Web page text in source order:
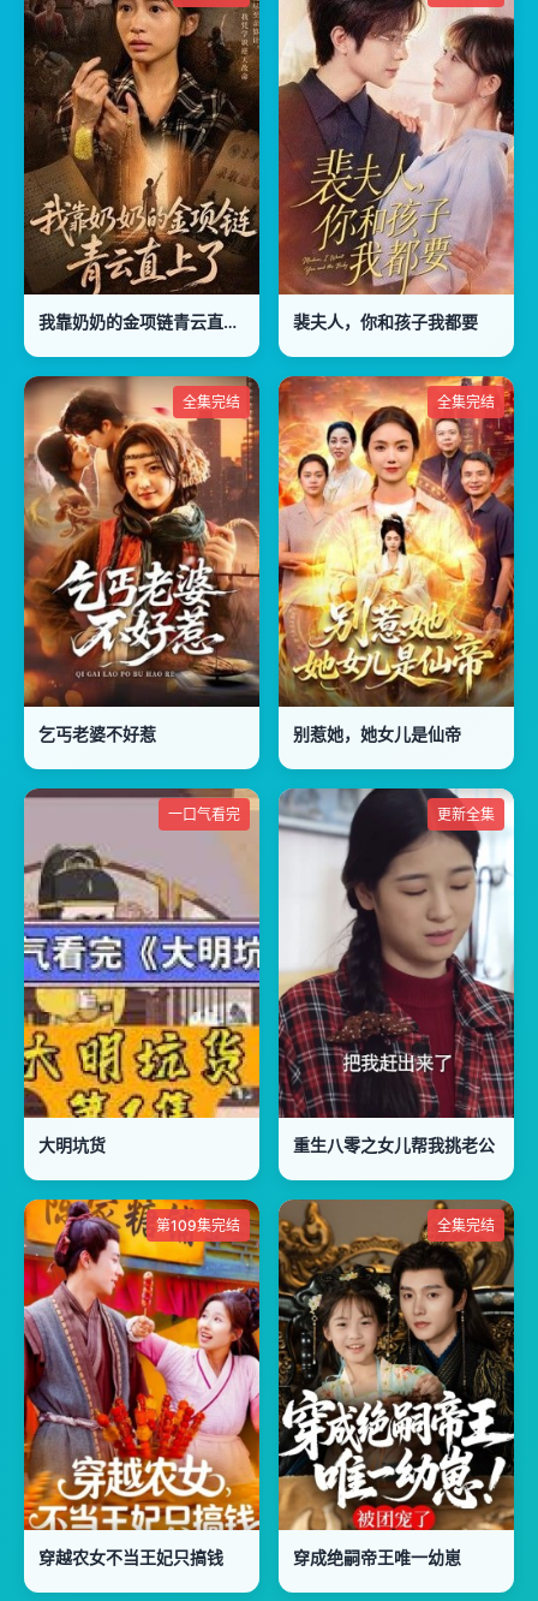
我靠奶奶的金项链青云直上了 裴夫人，你和孩子我都要
全集完结
乞丐老婆不好惹
全集完结
别惹她，她女儿是仙帝
一口气看完
大明坑货
更新全集
重生八零之女儿帮我挑老公
第109集完结
穿越农女不当王妃只搞钱
全集完结
穿成绝嗣帝王唯一幼崽